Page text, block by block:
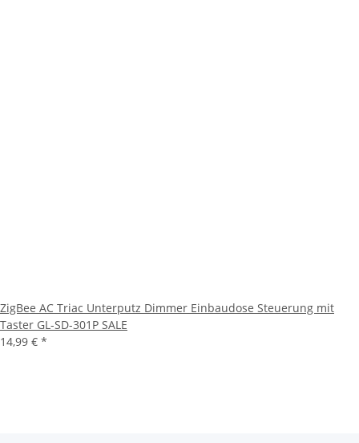
ZigBee AC Triac Unterputz Dimmer Einbaudose Steuerung mit
Taster GL-SD-301P SALE
14,99 € *